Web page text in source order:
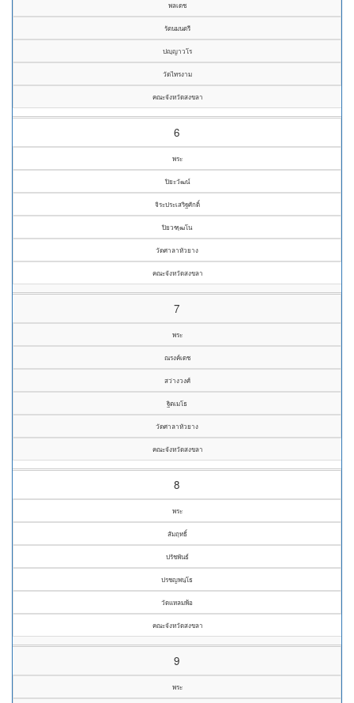
พลเดช
รัตนมนตรี
ปญฺญาวโร
วัดไทรงาม
คณะจังหวัดสงขลา
6
พระ
ปิยะวัฒน์
จิระประเสริฐศักดิ์
ปิยวฑฺฒโน
วัดศาลาหัวยาง
คณะจังหวัดสงขลา
7
พระ
ณรงค์เดช
สว่างวงศ์
ฐิตเมโธ
วัดศาลาหัวยาง
คณะจังหวัดสงขลา
8
พระ
สัมฤทธิ์
ปรัชพันธ์
ปรชญพนฺโธ
วัดแหลมพ้อ
คณะจังหวัดสงขลา
9
พระ